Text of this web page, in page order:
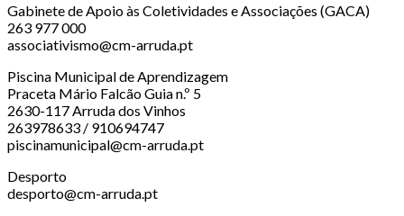
Gabinete de Apoio às Coletividades e Associações (GACA)
263 977 000
associativismo@cm-arruda.pt
Piscina Municipal de Aprendizagem
Praceta Mário Falcão Guia n.º 5
2630-117 Arruda dos Vinhos
263978633 / 910694747
piscinamunicipal@cm-arruda.pt
Desporto
desporto@cm-arruda.pt